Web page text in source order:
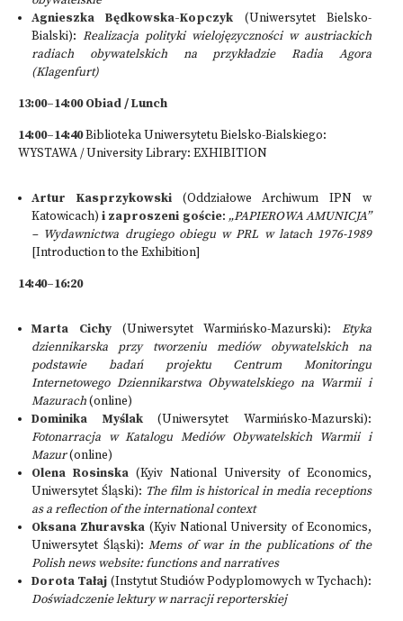
Agnieszka Będkowska-Kopczyk (Uniwersytet Bielsko-
Bialski): Realizacja polityki wielojęzyczności w austriackich
radiach obywatelskich na przykładzie Radia Agora
(Klagenfurt)
13:00–14:00 Obiad / Lunch
14:00–14:40Biblioteka Uniwersytetu Bielsko-Bialskiego:
WYSTAWA / University Library: EXHIBITION
Artur Kasprzykowski (Oddziałowe Archiwum IPN w
Katowicach)i zaproszeni goście: „PAPIEROWA AMUNICJA”
– Wydawnictwa drugiego obiegu w PRL w latach 1976-1989
[Introduction to the Exhibition]
14:40–16:20
Marta Cichy(Uniwersytet Warmińsko-Mazurski): Etyka
dziennikarska przy tworzeniu mediów obywatelskich na
podstawie badań projektu Centrum Monitoringu
Internetowego Dziennikarstwa Obywatelskiego na Warmii i
Mazurach(online)
Dominika Myślak(Uniwersytet Warmińsko-Mazurski):
Fotonarracja w Katalogu Mediów Obywatelskich Warmii i
Mazur(online)
Olena Rosinska (Kyiv National University of Economics,
Uniwersytet Śląski): The film is historical in media receptions
as a reflection of the international context
Oksana Zhuravska (Kyiv National University of Economics,
Uniwersytet Śląski): Mems of war in the publications of the
Polish news website: functions and narratives
Dorota Tałaj (Instytut Studiów Podyplomowych w Tychach):
Doświadczenie lektury w narracji reporterskiej